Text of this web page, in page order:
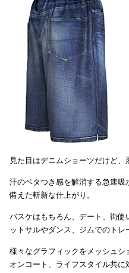
見た目はデニムショーツだけど、
汗のベタつき感を解消する急速
備えた斬新な仕上がり。
バスケはもちろん、デート、街
ットサルやダンス、ジムでのトレ
様々なグラフィックをメッシュシ
オンコート、ライフスタイル共に